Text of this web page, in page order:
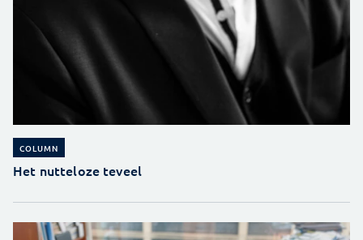
COLUMN
Het nutteloze teveel